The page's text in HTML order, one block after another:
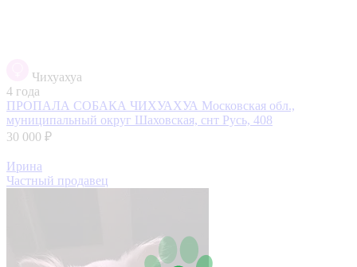
Чихуахуа
4 года
ПРОПАЛА СОБАКА ЧИХУАХУА Московская обл.,
муниципальный округ Шаховская, снт Русь, 408
30 000 ₽
Ирина
Частный продавец